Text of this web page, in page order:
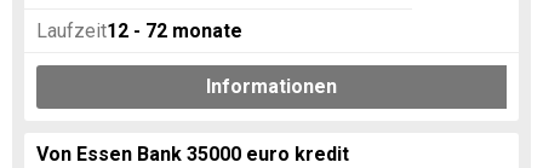
Laufzeit12 - 72 monate
Informationen
Von Essen Bank 35000 euro kredit